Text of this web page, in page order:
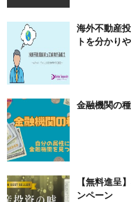
海外不動産
トを分かり
金融機関の
【無料進呈
ンペーン